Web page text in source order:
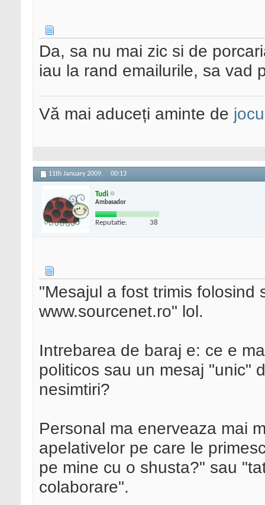
Da, sa nu mai zic si de
iau la rand emailurile, sa vad
Vă mai aduceți aminte de
11th January 2009, 00:13
Tudi
Ambasador
Reputatie: 38
"Mesajul a fost trimis folosind
www.sourcenet.ro" lol.
Intrebarea de baraj e: ce e
politicos sau un mesaj "unic"
nesimtiri?
Personal ma enerveaza mai
apelativelor pe care le
pe mine cu o shusta?" sau
colaborare".